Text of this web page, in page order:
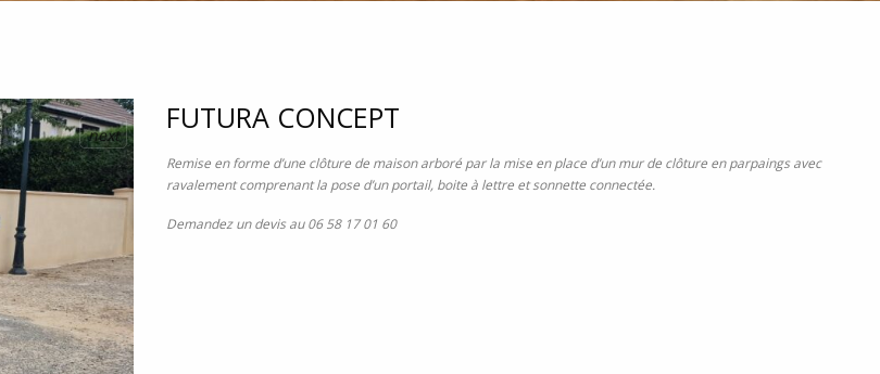
next FUTURA CONCEPT
Remise en forme d’une clôture de maison arboré par la mise en place d’un mur de clôture en parpaings avec
ravalement comprenant la pose d’un portail, boite à lettre et sonnette connectée.
Demandez un devis au 06 58 17 01 60